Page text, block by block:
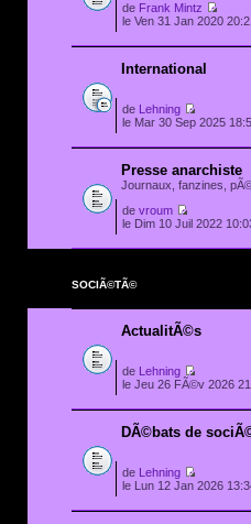
de Frank Mintz
le Ven 31 Jan 2020
International
de
Lehning
le Mar 30 Sep 2025
Presse anarchiste
Journaux, fanzines,
de vroum
le Dim 10 Juil 2022
SOCIÃ©TÃ©
ActualitÃ©s
de
Lehning
le Jeu 26 FÃ©v 2026
DÃ©bats de
de
Lehning
le Lun 12 Jan 2026